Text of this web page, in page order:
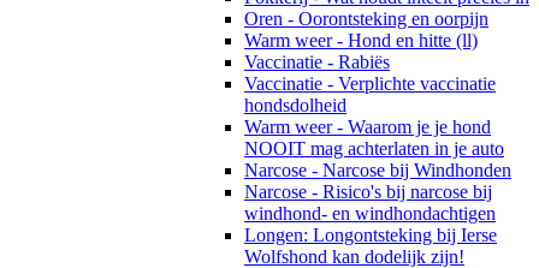
Oren - Oorontsteking en oorpijn
Warm weer - Hond en hitte (ll)
Vaccinatie - Rabiës
Vaccinatie - Verplichte vaccinatie
hondsdolheid
Warm weer - Waarom je je hond
NOOIT mag achterlaten in je auto
Narcose - Narcose bij Windhonden
Narcose - Risico's bij narcose bij
windhond- en windhondachtigen
Longen: Longontsteking bij Ierse
Wolfshond kan dodelijk zijn!